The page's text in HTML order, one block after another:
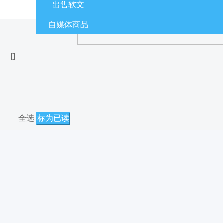
出售软文
自媒体商品
[]
全选 标为已读